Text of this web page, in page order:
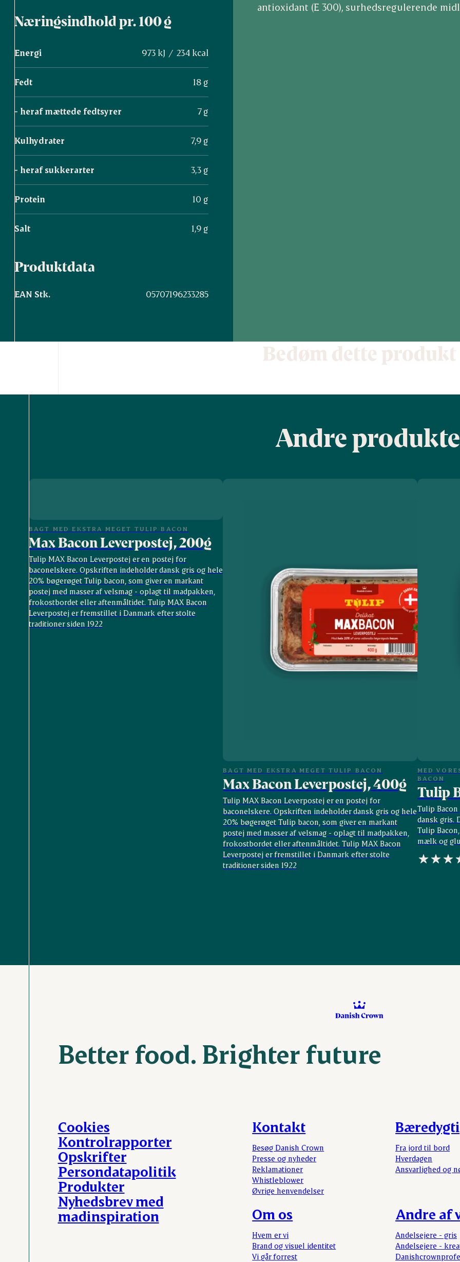
Næringsindhold pr. 100 g
Energi 973 kJ / 234 kcal
Fedt 18 g
- heraf mættede fedtsyrer 7 g
Kulhydrater 7,9 g
- heraf sukkerarter 3,3 g
Protein 10 g
Salt 1,9 g
Produktdata
EAN Stk. 05707196233285
antioxidant (E 300), surhedsregulerende
Bedøm dette produkt
Andre
BAGT MED EKSTRA MEGET TULIP BACON
Max Bacon Leverpostej, 200g
Tulip MAX Bacon Leverpostej er en postej for
baconelskere. Opskriften indeholder dansk gris og hele
20% bøgerøget Tulip bacon, som giver en markant
postej med masser af velsmag - oplagt til madpakken,
frokostbordet eller aftenmåltidet. Tulip MAX Bacon
Leverpostej er fremstillet i Danmark efter stolte
traditioner siden 1922
BAGT MED EKSTRA MEGET TULIP BACON
Max Bacon Leverpostej, 400g
Tulip MAX Bacon Leverpostej er en postej for
baconelskere. Opskriften indeholder dansk gris og hele
20% bøgerøget Tulip bacon, som giver en markant
postej med masser af velsmag - oplagt til madpakken,
frokostbordet eller aftenmåltidet. Tulip MAX Bacon
Leverpostej er fremstillet i Danmark efter stolte
traditioner siden 1922
MED
BACON
Tulip
Tulip
dansk gris.
Tulip
mælk og
Better food. Brighter future
Kontakt
Besøg Danish Crown
Presse og nyheder
Reklamationer
Whistleblower
Øvrige henvendelser
Fra jord til bord
Hverdagen
Ansvarlighed og
Om os
Hvem er vi
Brand og visuel identitet
Vi går forrest
Andre af
Andelsejere - gris
Andelsejere -
Cookies
Kontrolrapporter
Opskrifter
Persondatapolitik
Produkter
Nyhedsbrev med
madinspiration